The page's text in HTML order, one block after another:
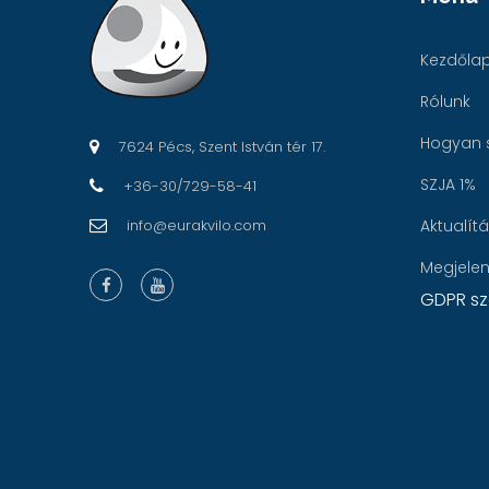
7624 Pécs, Szent István tér 17.
+36-30/729-58-41
info@eurakvilo.com
Rólunk
Hogyan
SZJA 1%
GDPR